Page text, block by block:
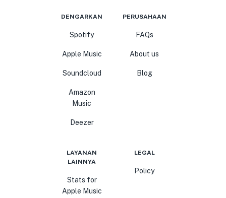
DENGARKAN
Spotify
Apple Music
Soundcloud
Amazon
Music
Deezer
PERUSAHAAN
FAQs
About us
Blog
LAYANAN
LAINNYA
Stats for
Apple Music
LEGAL
Policy